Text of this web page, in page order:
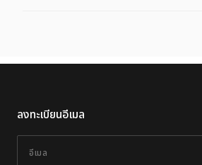
ลงทะเบียนอีเมล